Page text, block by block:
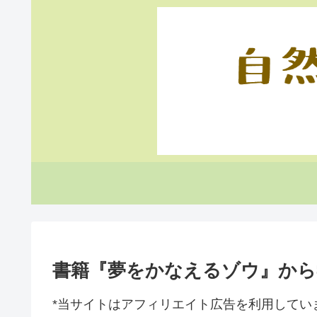
書籍『夢をかなえるゾウ』か
*当サイトはアフィリエイト広告を利用してい